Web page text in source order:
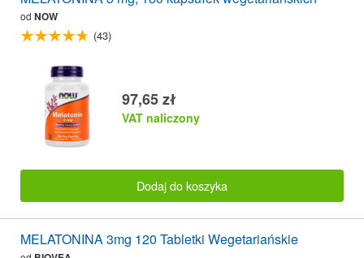
od NOW
(43)
97,65 zł
VAT naliczony
Dodaj do koszyka
MELATONINA 3mg 120 Tabletki Wegetariańskie